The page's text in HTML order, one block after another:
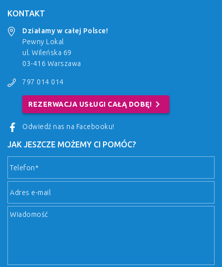
KONTAKT
Działamy w całej Polsce!
Pewny Lokal
ul. Wileńska 69
03-416 Warszawa
797 014 014
REZERWACJA USŁUGI CAŁĄ DOBĘ! chevron_right
Odwiedź nas na Facebooku!
JAK JESZCZE MOŻEMY CI POMÓC?